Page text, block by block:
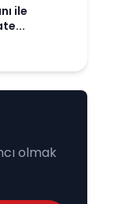
ile
olmak